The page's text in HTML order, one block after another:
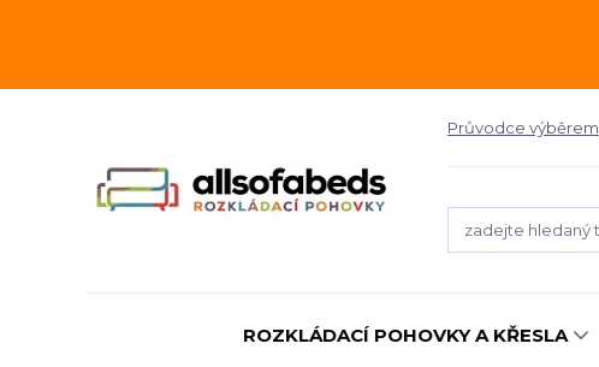
Průvodce výběrem
ROZKLÁDACÍ POHOVKY A KŘESLA